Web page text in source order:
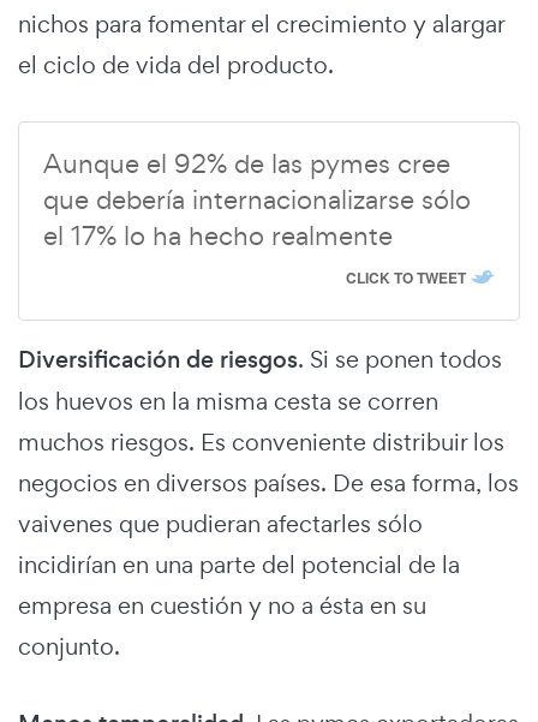
nichos para fomentar el crecimiento y alargar
el ciclo de vida del producto.
Aunque el 92% de las pymes cree
que debería internacionalizarse sólo
el 17% lo ha hecho realmente
CLICK TO TWEET
Diversificación de riesgos. Si se ponen todos
los huevos en la misma cesta se corren
muchos riesgos. Es conveniente distribuir los
negocios en diversos países. De esa forma, los
vaivenes que pudieran afectarles sólo
incidirían en una parte del potencial de la
empresa en cuestión y no a ésta en su
conjunto.